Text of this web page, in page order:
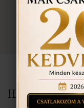
IDŐPONT